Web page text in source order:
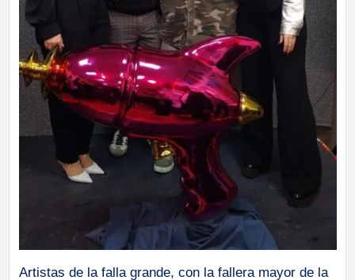
Artistas de la falla grande, con la fallera mayor de la